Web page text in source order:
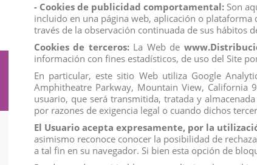
Suscríbete a nuestro boletín
Información
- Cookies de publicidad comportamental: Son
incluido en una página web, aplicación o
través de la observación continuada de sus hábitos
Cookies de terceros:La Web de
información con fines estadísticos, de uso del Site
En particular, este sitio Web utiliza Google
Amphitheatre Parkway, Mountain View,
usuario, que será transmitida, tratada y
por razones de exigencia legal o cuando dichos
El Usuario acepta expresamente, por la
asimismo reconoce conocer la posibilidad de
a tal fin en su navegador. Si bien esta opción de